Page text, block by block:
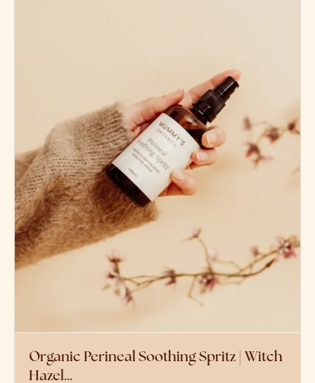
Organic Perineal Soothing Spritz | Witch
Hazel…